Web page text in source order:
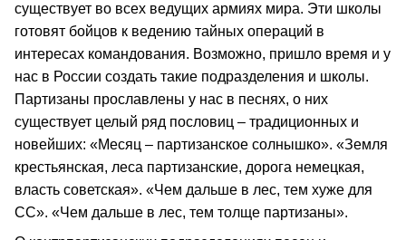
существует во всех ведущих армиях мира. Эти школы
готовят бойцов к ведению тайных операций в
интересах командования. Возможно, пришло время и у
нас в России создать такие подразделения и школы.
Партизаны прославлены у нас в песнях, о них
существует целый ряд пословиц – традиционных и
новейших: «Месяц – партизанское солнышко». «Земля
крестьянская, леса партизанские, дорога немецкая,
власть советская». «Чем дальше в лес, тем хуже для
СС». «Чем дальше в лес, тем толще партизаны».